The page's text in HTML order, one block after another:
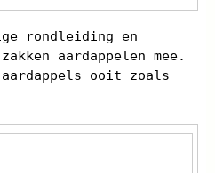
rondleiding en
aardappelen mee.
ooit zoals